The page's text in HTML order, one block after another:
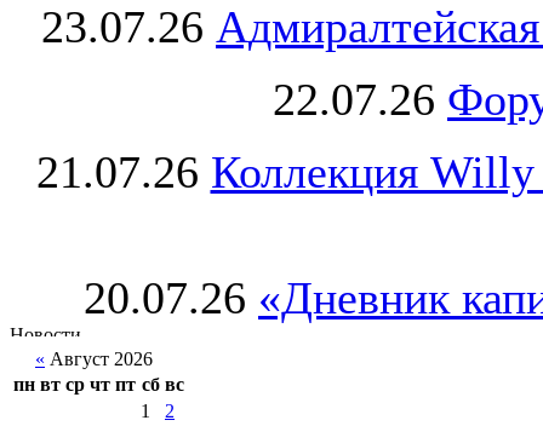
23.07.26
22.07.26
21.07.26 Коллекция Willy
20.07.26 «Дневник
« Август 2026
пн вт ср чт пт сб вс
1
2